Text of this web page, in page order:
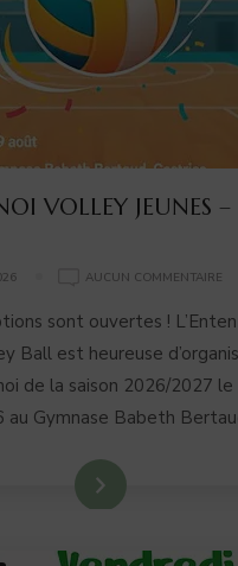
VOLLEY JEUNES
AUCUN COMMENTAIRE
–
sont ouvertes !
Ball est heureuse
de la saison 2026/2027 le
au Gymnase Babeth
Lire plus